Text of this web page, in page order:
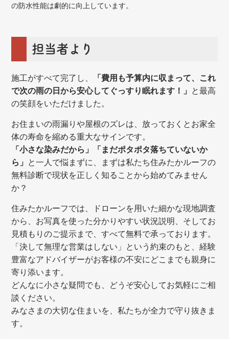
の防水性能は劇的に向上しています。
担当者より
施工がすべて完了し、
「費用も予算内に収まって、これ
で次の雨の日から安心してぐっすり眠れます！」 と最高
の笑顔をいただけました。
お住まいの雨漏りや屋根のズレは、放っておくとお家全
体の寿命を縮める重大なサインです。
「小さな染みだから」「まだポタポタ落ちていないか
ら」 と一人で悩まずに、まずは私たち住みたかルーフの
無料診断で現状を正しく知ることから始めてみません
か？
住みたかルーフでは、ドローンを用いた細かな現地調査
から、お写真を使った分かりやすい状況説明、そしてお
見積もりのご提示まで、すべて無料で承っております。
「決して無理な営業はしない」という約束のもと、経験
豊富なアドバイザーがお客様の不安にどこまでも親身に
寄り添います。
どんなに小さな疑問でも、どうぞ安心してお気軽にご相
談ください。
みなさまの大切な住まいを、私たちが全力で守り抜きま
す。